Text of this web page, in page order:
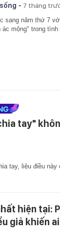
- 7 tháng
sang năm thứ 7
mộng" trong tình
tay"
tay, liệu điều này
hiện tại:
giả khiến